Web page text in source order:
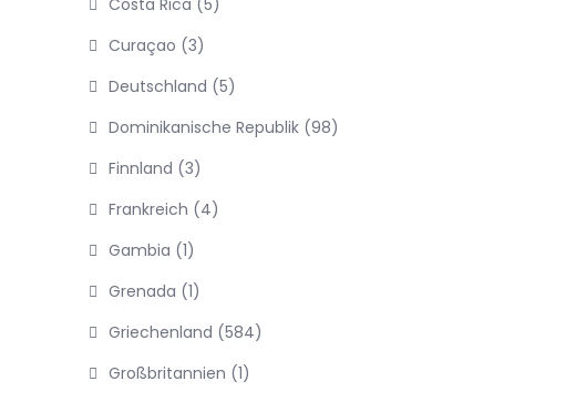
Costa Rica (5)
Curaçao (3)
Deutschland (5)
Dominikanische Republik (98)
Finnland (3)
Frankreich (4)
Gambia (1)
Grenada (1)
Griechenland (584)
Großbritannien (1)